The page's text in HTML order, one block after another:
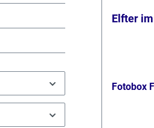
Elfter
Fotobox